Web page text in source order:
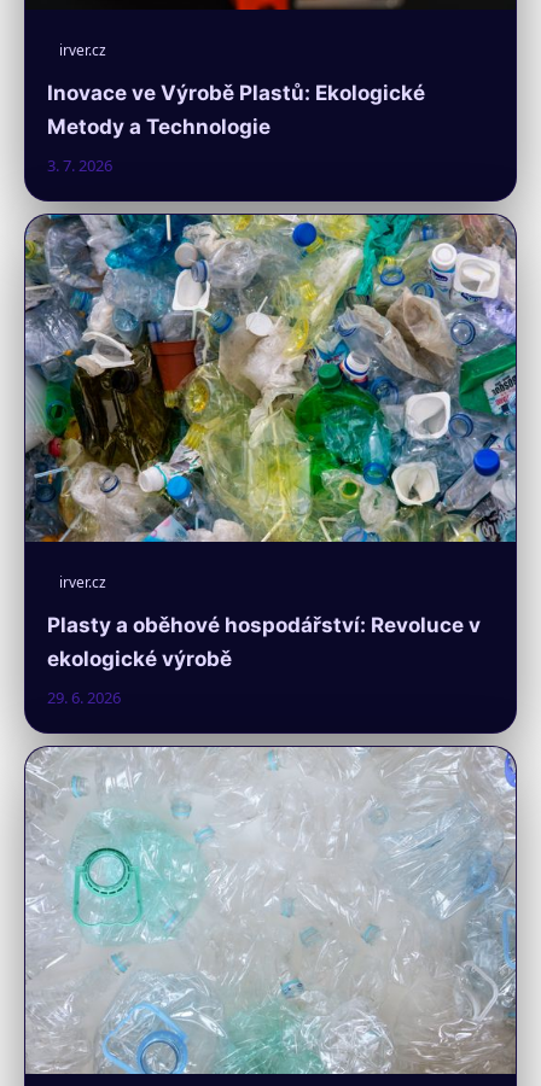
irver.cz
Inovace ve Výrobě Plastů: Ekologické
Metody a Technologie
3. 7. 2026
irver.cz
Plasty a oběhové hospodářství: Revoluce v
ekologické výrobě
29. 6. 2026